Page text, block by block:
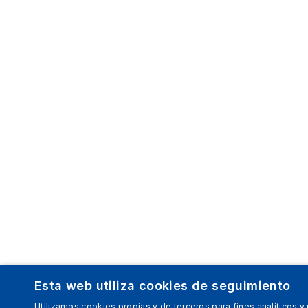
Esta web utiliza cookies de seguimiento